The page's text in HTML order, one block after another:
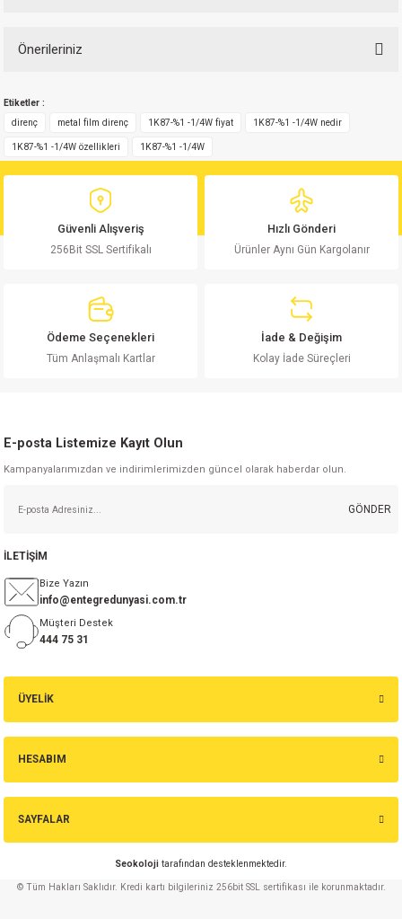
Önerileriniz
yetersiz gördüğünüz noktaları öneri formunu kullanarak tarafımıza
iletebilirsiniz.
Ürün açıklamasında eksik bilgiler bulunuyor.
Ürün bilgilerinde hatalar bulunuyor.
Etiketler :
direnç
metal film direnç 1K87-%1 -1/4W fiyat 1K87-%1 -1/4W nedir
1K87-%1 -1/4W özellikleri 1K87-%1 -1/4W
Güvenli Alışveriş
256Bit SSL Sertifikalı
Hızlı Gönderi
Ürünler Aynı Gün Kargolanır
Ödeme Seçenekleri
Tüm Anlaşmalı Kartlar
İade & Değişim
Kolay İade Süreçleri
E-posta Listemize Kayıt Olun
Kampanyalarımızdan ve indirimlerimizden güncel olarak haberdar olun.
GÖNDER
ÜYELİK
HESABIM
SAYFALAR
Seokoloji tarafından desteklenmektedir.
İLETİŞİM
Bize Yazın
info@entegredunyasi.com.tr
Müşteri Destek
444 75 31
© Tüm Hakları Saklıdır. Kredi kartı bilgileriniz 256bit SSL sertifikası ile korunmaktadır.